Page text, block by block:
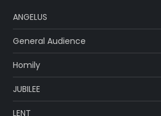
ANGELUS
General Audience
Homily
JUBILEE
LENT